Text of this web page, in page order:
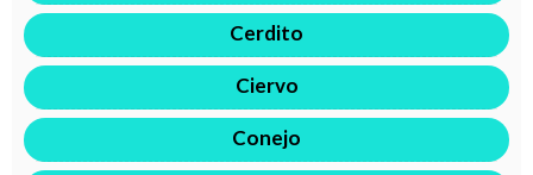
Cerdito
Ciervo
Conejo